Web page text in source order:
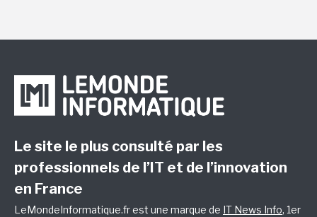
Le site le plus consulté par les
professionnels de l’IT et de l’innovation
en France
LeMondeInformatique.fr est une marque de IT News Info, 1er